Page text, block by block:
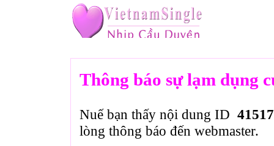
Thông báo sự lạm dụng
Nuế bạn thấy nội dung ID
lòng thông báo đến webmaster.